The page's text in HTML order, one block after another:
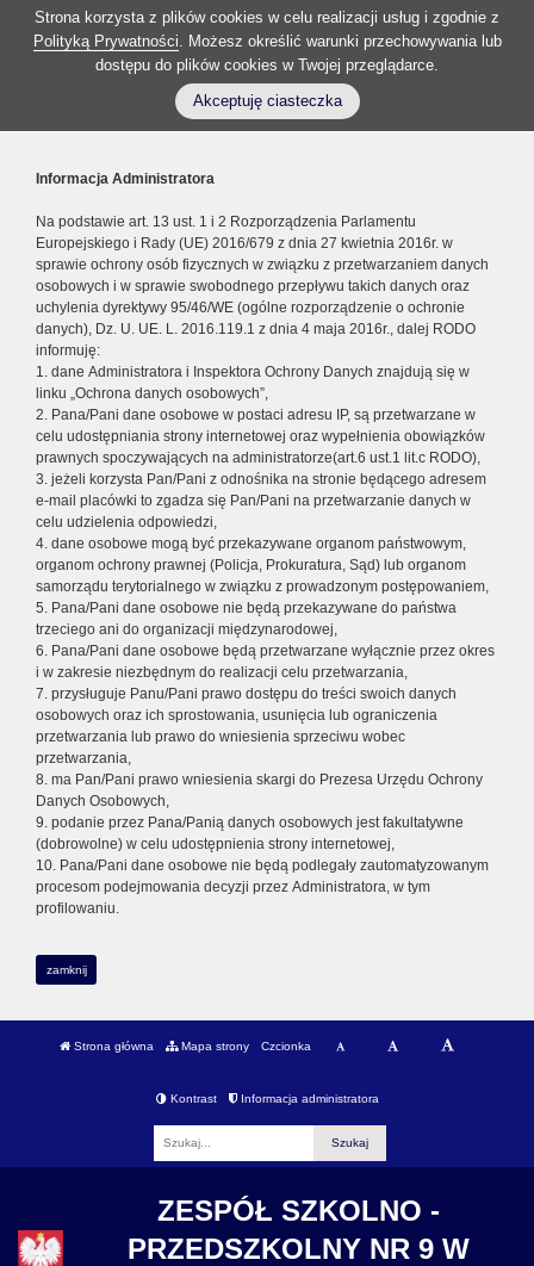
Strona korzysta z plików cookies w celu realizacji usług i zgodnie z
Polityką Prywatności. Możesz określić warunki przechowywania lub
dostępu do plików cookies w Twojej przeglądarce.
Akceptuję ciasteczka
Informacja Administratora
Na podstawie art. 13 ust. 1 i 2 Rozporządzenia Parlamentu
Europejskiego i Rady (UE) 2016/679 z dnia 27 kwietnia 2016r. w
sprawie ochrony osób fizycznych w związku z przetwarzaniem danych
osobowych i w sprawie swobodnego przepływu takich danych oraz
uchylenia dyrektywy 95/46/WE (ogólne rozporządzenie o ochronie
danych), Dz. U. UE. L. 2016.119.1 z dnia 4 maja 2016r., dalej RODO
informuję:
1. dane Administratora i Inspektora Ochrony Danych znajdują się w
linku „Ochrona danych osobowych”,
2. Pana/Pani dane osobowe w postaci adresu IP, są przetwarzane w
celu udostępniania strony internetowej oraz wypełnienia obowiązków
prawnych spoczywających na administratorze(art.6 ust.1 lit.c RODO),
3. jeżeli korzysta Pan/Pani z odnośnika na stronie będącego adresem
e-mail placówki to zgadza się Pan/Pani na przetwarzanie danych w
celu udzielenia odpowiedzi,
4. dane osobowe mogą być przekazywane organom państwowym,
organom ochrony prawnej (Policja, Prokuratura, Sąd) lub organom
samorządu terytorialnego w związku z prowadzonym postępowaniem,
5. Pana/Pani dane osobowe nie będą przekazywane do państwa
trzeciego ani do organizacji międzynarodowej,
6. Pana/Pani dane osobowe będą przetwarzane wyłącznie przez okres
i w zakresie niezbędnym do realizacji celu przetwarzania,
7. przysługuje Panu/Pani prawo dostępu do treści swoich danych
osobowych oraz ich sprostowania, usunięcia lub ograniczenia
przetwarzania lub prawo do wniesienia sprzeciwu wobec
przetwarzania,
8. ma Pan/Pani prawo wniesienia skargi do Prezesa Urzędu Ochrony
Danych Osobowych,
9. podanie przez Pana/Panią danych osobowych jest fakultatywne
(dobrowolne) w celu udostępnienia strony internetowej,
10. Pana/Pani dane osobowe nie będą podlegały zautomatyzowanym
procesom podejmowania decyzji przez Administratora, w tym
profilowaniu.
zamknij
Strona główna Mapa strony Czcionka
Kontrast Informacja administratora
ZESPÓŁ SZKOLNO -
PRZEDSZKOLNY NR 9 W